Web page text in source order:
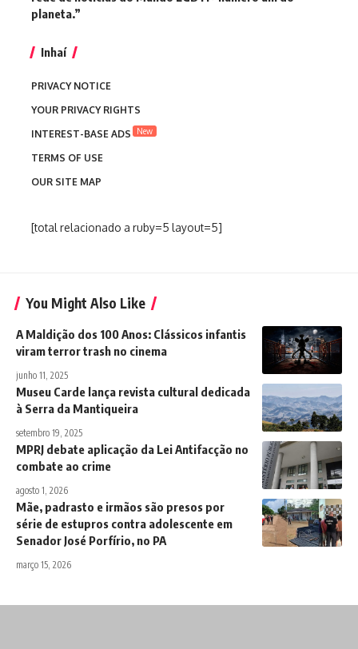
planeta.”
Inhaí
PRIVACY NOTICE
YOUR PRIVACY RIGHTS
INTEREST-BASE ADS
New
TERMS OF USE
OUR SITE MAP
[total relacionado a ruby=5 layout=5]
You Might Also Like
A Maldição dos 100 Anos: Clássicos infantis
viram terror trash no cinema
junho 11, 2025
Museu Carde lança revista cultural dedicada
à Serra da Mantiqueira
setembro 19, 2025
MPRJ debate aplicação da Lei Antifacção no
combate ao crime
agosto 1, 2026
Mãe, padrasto e irmãos são presos por
série de estupros contra adolescente em
Senador José Porfírio, no PA
março 15, 2026